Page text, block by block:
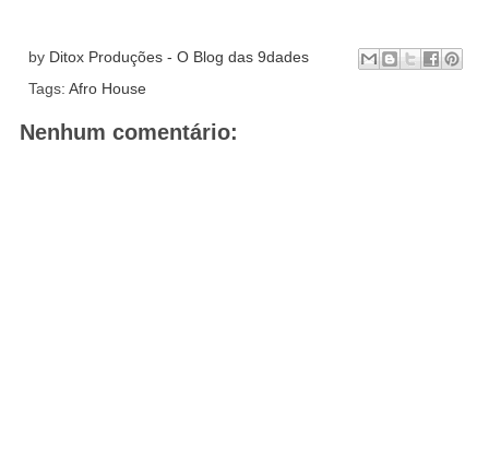
by Ditox Produções - O Blog das 9dades
Tags: Afro House
Nenhum comentário: